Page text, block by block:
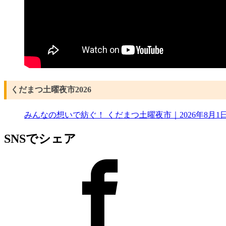
くだまつ土曜夜市2026
みんなの想いで紡ぐ！ くだまつ土曜夜市｜2026年8月1
SNSでシェア